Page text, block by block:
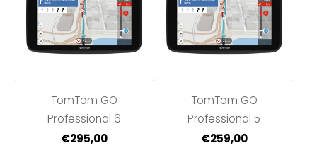
TomTom GO
Professional 6
€295,00
TomTom GO
Professional 5
€259,00